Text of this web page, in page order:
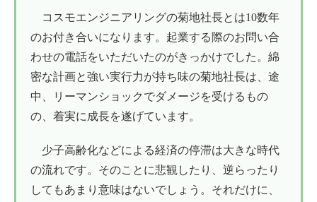
コスモエンジニアリングの菊地社長とは10数年
のお付き合いになります。起業する際のお問い合
わせの電話をいただいたのがきっかけでした。綿
密な計画と強い実行力が持ち味の菊地社長は、途
中、リーマンショックでダメージを受けるもの
の、着実に成長を遂げています。
少子高齢化などによる経済の停滞は大きな時代
の流れです。そのことに悲観したり、逆らったり
してもあまり意味はないでしょう。それだけに、